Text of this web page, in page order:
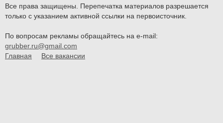
Все права защищены. Перепечатка материалов разрешается
только с указанием активной ссылки на первоисточник.
По вопросам рекламы обращайтесь на e-mail:
grubber.ru@gmail.com
Главная
Все вакансии